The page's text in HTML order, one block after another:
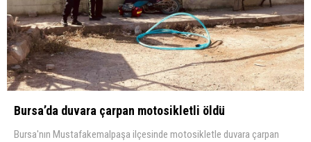
Bursa’da duvara çarpan motosikletli öldü
Bursa'nın Mustafakemalpaşa ilçesinde motosikletle duvara çarpan